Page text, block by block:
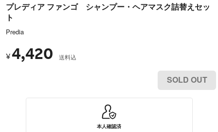
プレディア ファンゴ シャンプー・ヘアマスク詰替えセッ
ト
Predia
¥4,420 送料込
SOLD OUT
本人確認済